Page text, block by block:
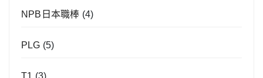
NPB日本職棒 (4)
PLG (5)
T1 (3)